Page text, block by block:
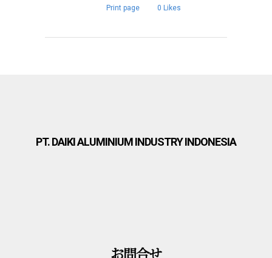
Print page 0 Likes
PT. DAIKI ALUMINIUM INDUSTRY INDONESIA
お問合せ